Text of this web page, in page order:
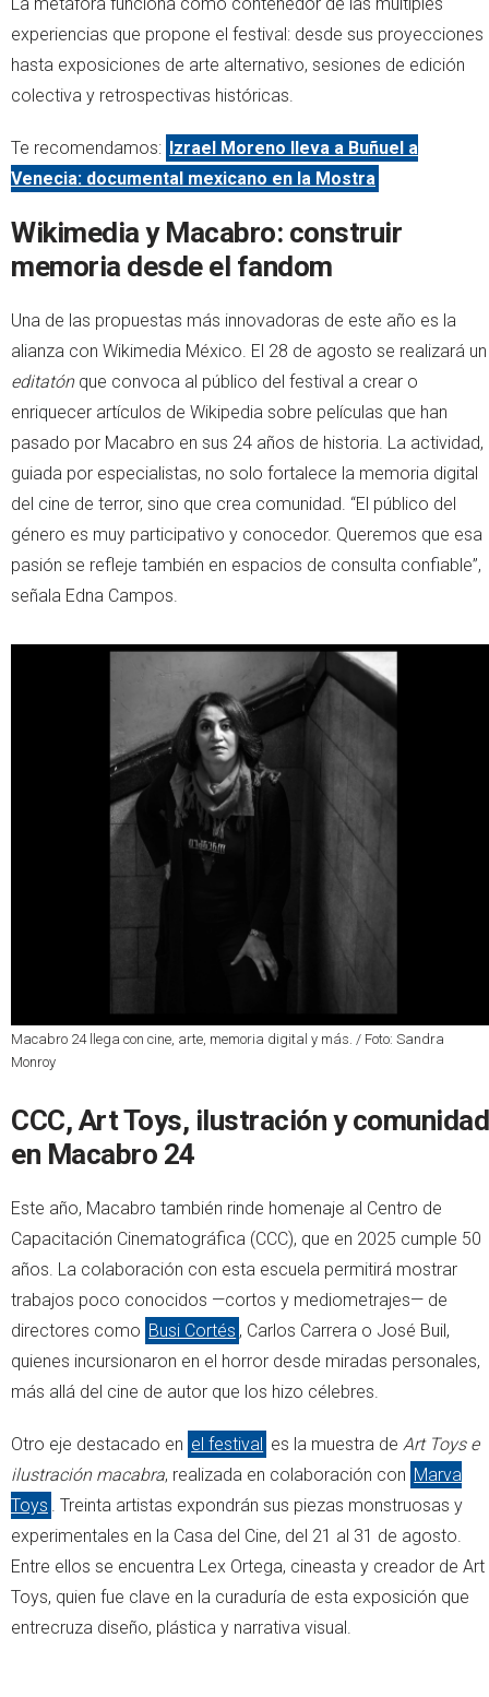
experiencias que propone el festival: desde sus proyecciones
hasta exposiciones de arte alternativo, sesiones de edición
colectiva y retrospectivas históricas.
Te recomendamos: Izrael Moreno lleva a Buñuel a
Venecia: documental mexicano en la Mostra
Wikimedia y Macabro: construir
memoria desde el fandom
Una de las propuestas más innovadoras de este año es la
alianza con Wikimedia México. El 28 de agosto se realizará un
editatónque convoca al público del festival a crear o
enriquecer artículos de Wikipedia sobre películas que han
pasado por Macabro en sus 24 años de historia. La actividad,
guiada por especialistas, no solo fortalece la memoria digital
del cine de terror, sino que crea comunidad. “El público del
género es muy participativo y conocedor. Queremos que esa
pasión se refleje también en espacios de consulta confiable”,
señala Edna Campos.
Macabro 24 llega con cine, arte, memoria digital y más. / Foto: Sandra
Monroy
CCC, Art Toys, ilustración y comunidad
en Macabro 24
Este año, Macabro también rinde homenaje al Centro de
Capacitación Cinematográfica (CCC), que en 2025 cumple 50
años. La colaboración con esta escuela permitirá mostrar
trabajos poco conocidos —cortos y mediometrajes— de
directores como Busi Cortés , Carlos Carrera o José Buil,
quienes incursionaron en el horror desde miradas personales,
más allá del cine de autor que los hizo célebres.
Otro eje destacado en el festival es la muestra deArt Toys e
ilustración macabra, realizada en colaboración con Marva
Toys . Treinta artistas expondrán sus piezas monstruosas y
experimentales en la Casa del Cine, del 21 al 31 de agosto.
Entre ellos se encuentra Lex Ortega, cineasta y creador de Art
Toys, quien fue clave en la curaduría de esta exposición que
entrecruza diseño, plástica y narrativa visual.